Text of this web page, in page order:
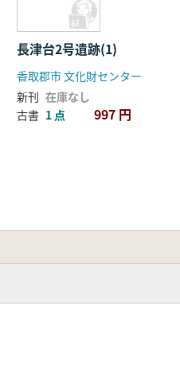
長津台2号遺跡(1)
香取郡市 文化財センター
新刊 在庫なし
古書 1 点 997 円